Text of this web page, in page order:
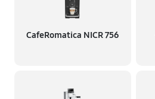
CafeRomatica NICR 756